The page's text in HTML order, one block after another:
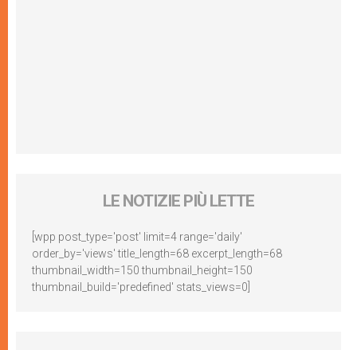
LE NOTIZIE PIÙ LETTE
[wpp post_type='post' limit=4 range='daily'
order_by='views' title_length=68 excerpt_length=68
thumbnail_width=150 thumbnail_height=150
thumbnail_build='predefined' stats_views=0]